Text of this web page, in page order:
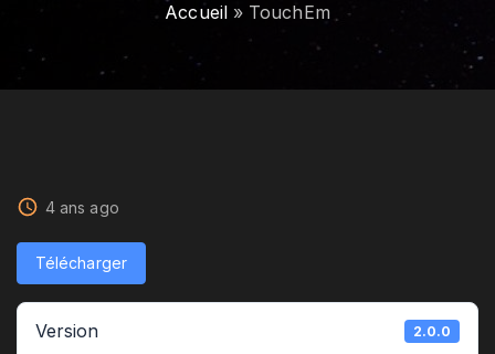
Accueil» TouchEm
4 ans ago
Télécharger
Version 2.0.0